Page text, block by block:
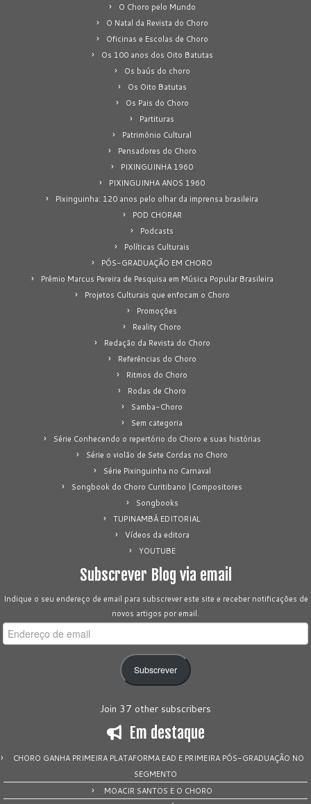
O Choro pelo Mundo
O Natal da Revista do Choro
Oficinas e Escolas de Choro
Os 100 anos dos Oito Batutas
Os baús do choro
Os Oito Batutas
Os Pais do Choro
Partituras
Patrimônio Cultural
Pensadores do Choro
PIXINGUINHA 1960
PIXINGUINHA ANOS 1960
Pixinguinha: 120 anos pelo olhar da imprensa brasileira
POD CHORAR
Podcasts
Políticas Culturais
PÓS-GRADUAÇÃO EM CHORO
Prêmio Marcus Pereira de Pesquisa em Música Popular Brasileira
Projetos Culturais que enfocam o Choro
Promoções
Reality Choro
Redação da Revista do Choro
Referências do Choro
Ritmos do Choro
Rodas de Choro
Samba-Choro
Sem categoria
Série Conhecendo o repertório do Choro e suas histórias
Série o violão de Sete Cordas no Choro
Série Pixinguinha no Carnaval
Songbook do Choro Curitibano |Compositores
Songbooks
TUPINAMBÁ EDITORIAL
Vídeos da editora
YOUTUBE
Subscrever Blog via email
Indique o seu endereço de email para subscrever este site e receber notificações de
novos artigos por email.
Endereço
de
Subscrever
Join 37 other subscribers
Em destaque
CHORO GANHA PRIMEIRA PLATAFORMA EAD E PRIMEIRA PÓS-GRADUAÇÃO NO
SEGMENTO
MOACIR SANTOS E O CHORO